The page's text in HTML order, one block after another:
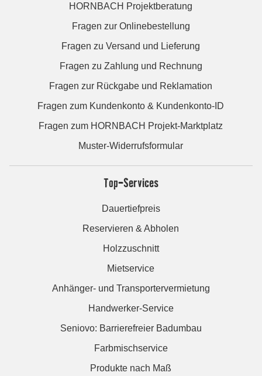
HORNBACH Projektberatung
Fragen zur Onlinebestellung
Fragen zu Versand und Lieferung
Fragen zu Zahlung und Rechnung
Fragen zur Rückgabe und Reklamation
Fragen zum Kundenkonto & Kundenkonto-ID
Fragen zum HORNBACH Projekt-Marktplatz
Muster-Widerrufsformular
Top-Services
Dauertiefpreis
Reservieren & Abholen
Holzzuschnitt
Mietservice
Anhänger- und Transportervermietung
Handwerker-Service
Seniovo: Barrierefreier Badumbau
Farbmischservice
Produkte nach Maß